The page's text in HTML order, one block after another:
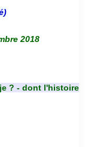
)
2018
? - dont l'histoire